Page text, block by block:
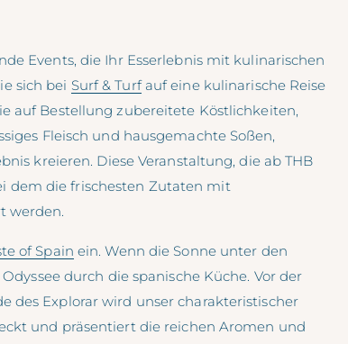
Events, die Ihr Esserlebnis mit kulinarischen
sich bei Surf & Turfauf eine kulinarische Reise
auf Bestellung zubereitete Köstlichkeiten,
Fleisch und hausgemachte Soßen,
kreieren. Diese Veranstaltung, die ab THB
dem die frischesten Zutaten mit
werden.
of Spain ein. Wenn die Sonne unter den
durch die spanische Küche. Vor der
des Explorar wird unser charakteristischer
und präsentiert die reichen Aromen und